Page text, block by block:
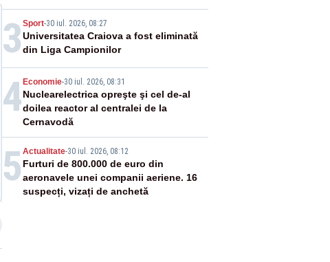
3 Sport-30 iul. 2026, 08:27
Universitatea Craiova a fost eliminată
din Liga Campionilor
4 Economie-30 iul. 2026, 08:31
Nuclearelectrica opreşte şi cel de-al
doilea reactor al centralei de la
Cernavodă
5 Actualitate-30 iul. 2026, 08:12
Furturi de 800.000 de euro din
aeronavele unei companii aeriene. 16
suspecți, vizați de anchetă